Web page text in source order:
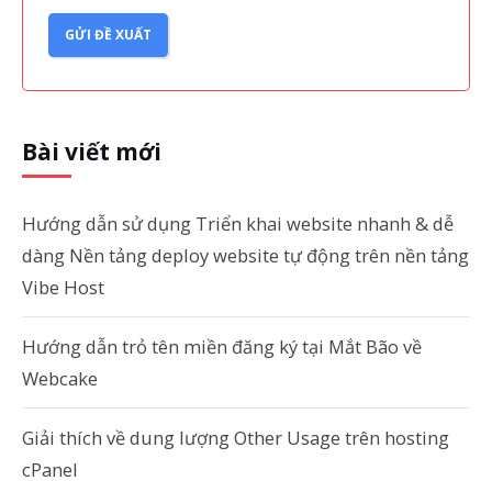
GỬI ĐỀ XUẤT
Bài viết mới
Hướng dẫn sử dụng Triển khai website nhanh & dễ
dàng Nền tảng deploy website tự động trên nền tảng
Vibe Host
Hướng dẫn trỏ tên miền đăng ký tại Mắt Bão về
Webcake
Giải thích về dung lượng Other Usage trên hosting
cPanel